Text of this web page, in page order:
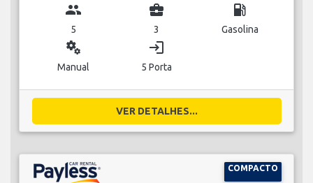
group
5
business_center
3
local_gas_station
Gasolina
miscellaneous_services
Manual
login
5 Porta
VER DETALHES...
COMPACTO